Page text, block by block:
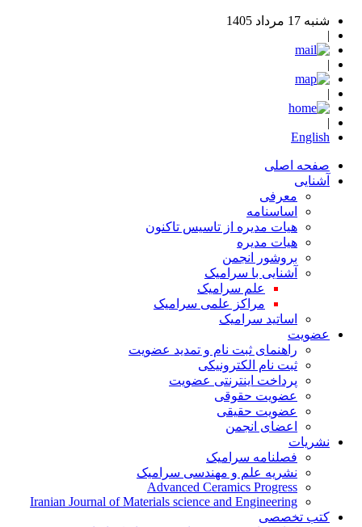
شنبه 17 مرداد 1405
English
صفحه اصلی
آشنایی
معرفی
اساسنامه
هیات مدیره از تاسیس تاکنون
هیات مدیره
بروشور انجمن
آشنایی با سرامیک
علم سرامیک
مراکز علمی سرامیک
اساتید سرامیک
عضویت
راهنمای ثبت نام و تمدید عضویت
ثبت نام الکترونیکی
پرداخت اینترنتی عضویت
عضویت حقوقی
عضویت حقیقی
اعضای انجمن
نشریات
فصلنامه سرامیک
نشریه علم و مهندسی سرامیک
Advanced Ceramics Progress
Iranian Journal of Materials science and Engineering
کتب تخصصی